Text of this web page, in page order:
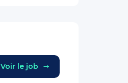
Voir le job